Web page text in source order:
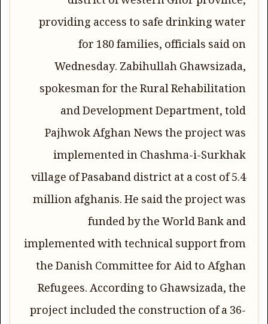
providing access to safe drinking water
for 180 families, officials said on
Wednesday. Zabihullah Ghawsizada,
spokesman for the Rural Rehabilitation
and Development Department, told
Pajhwok Afghan News the project was
implemented in Chashma-i-Surkhak
village of Pasaband district at a cost of 5.4
million afghanis. He said the project was
funded by the World Bank and
implemented with technical support from
the Danish Committee for Aid to Afghan
Refugees. According to Ghawsizada, the
project included the construction of a 36-